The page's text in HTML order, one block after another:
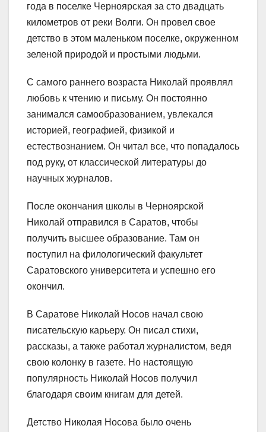
года в поселке Черноярская за сто двадцать
километров от реки Волги. Он провел свое
детство в этом маленьком поселке, окруженном
зеленой природой и простыми людьми.
С самого раннего возраста Николай проявлял
любовь к чтению и письму. Он постоянно
занимался самообразованием, увлекался
историей, географией, физикой и
естествознанием. Он читал все, что попадалось
под руку, от классической литературы до
научных журналов.
После окончания школы в Черноярской
Николай отправился в Саратов, чтобы
получить высшее образование. Там он
поступил на филологический факультет
Саратовского университета и успешно его
окончил.
В Саратове Николай Носов начал свою
писательскую карьеру. Он писал стихи,
рассказы, а также работал журналистом, ведя
свою колонку в газете. Но настоящую
популярность Николай Носов получил
благодаря своим книгам для детей.
Детство Николая Носова было очень